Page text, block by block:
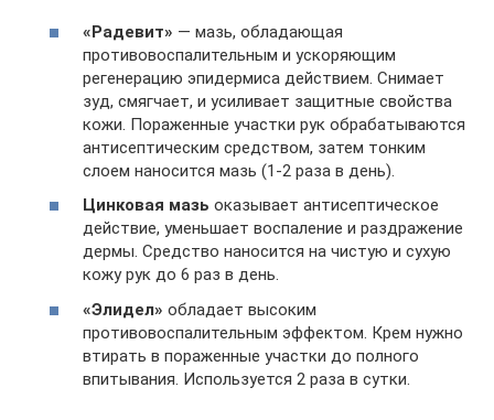
«Радевит» — мазь, обладающая
противовоспалительным и ускоряющим
регенерацию эпидермиса действием. Снимает
зуд, смягчает, и усиливает защитные свойства
кожи. Пораженные участки рук обрабатываются
антисептическим средством, затем тонким
слоем наносится мазь (1-2 раза в день).
Цинковая мазь оказывает антисептическое
действие, уменьшает воспаление и раздражение
дермы. Средство наносится на чистую и сухую
кожу рук до 6 раз в день.
«Элидел» обладает высоким
противовоспалительным эффектом. Крем нужно
втирать в пораженные участки до полного
впитывания. Используется 2 раза в сутки.